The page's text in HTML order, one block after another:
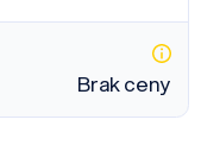
Brak ceny